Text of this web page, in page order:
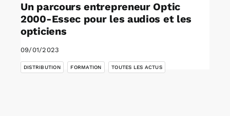
Un parcours entrepreneur Optic
2000-Essec pour les audios et les
opticiens
09/01/2023
DISTRIBUTION FORMATION TOUTES LES ACTUS